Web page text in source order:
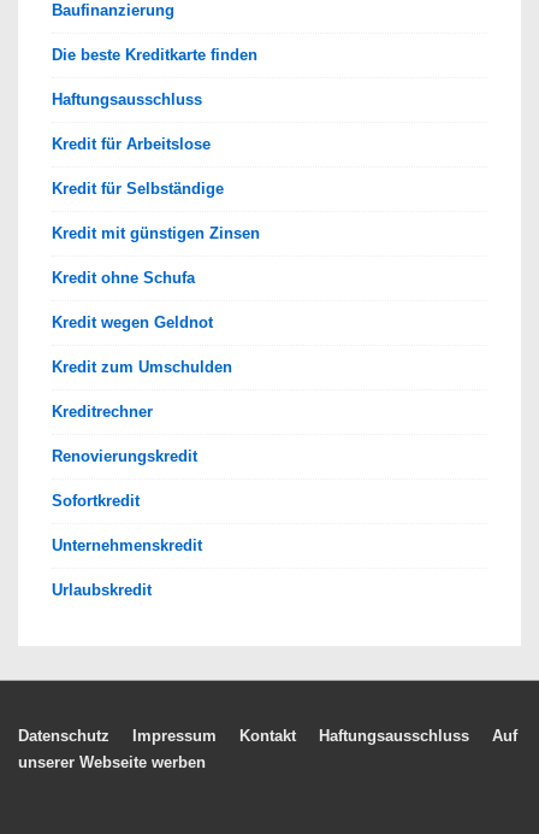
Baufinanzierung
Die beste Kreditkarte finden
Haftungsausschluss
Kredit für Arbeitslose
Kredit für Selbständige
Kredit mit günstigen Zinsen
Kredit ohne Schufa
Kredit wegen Geldnot
Kredit zum Umschulden
Kreditrechner
Renovierungskredit
Sofortkredit
Unternehmenskredit
Urlaubskredit
Footer-
Datenschutz Impressum Kontakt Haftungsausschluss
Auf
unserer Webseite werben